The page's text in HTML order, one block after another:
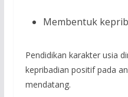
Membentuk
Pendidikan karakter usia
kepribadian positif pada
mendatang.